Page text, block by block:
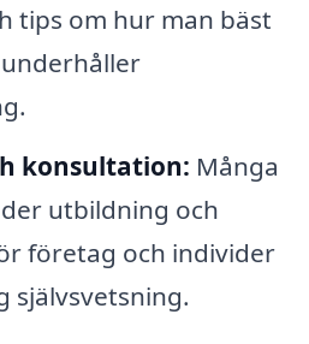
tips om hur man bäst
konsultation: Många
utbildning och
företag och individer
självsvetsning.